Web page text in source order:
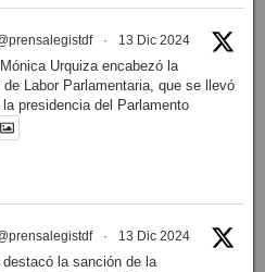
· 13 Dic 2024
Urquiza encabezó la
Labor Parlamentaria, que se llevó
presidencia del Parlamento
· 13 Dic 2024
la sanción de la